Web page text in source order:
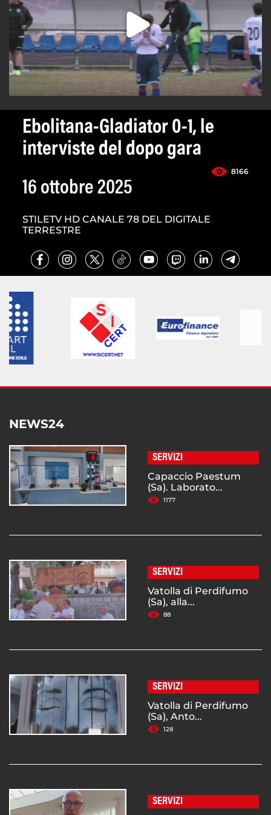
Ebolitana-Gladiator 0-1, le
interviste del dopo gara
8166
16 ottobre 2025
STILETV HD CANALE 78 DEL DIGITALE
TERRESTRE
NEWS24
SERVIZI
Capaccio Paestum
(Sa). Laborato...
1177
SERVIZI
Vatolla di Perdifumo
(Sa), alla...
88
SERVIZI
Vatolla di Perdifumo
(Sa), Anto...
128
SERVIZI